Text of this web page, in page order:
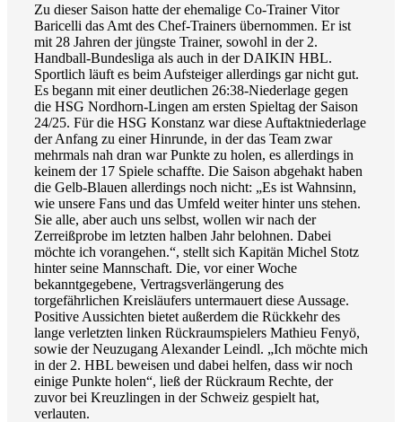
Zu dieser Saison hatte der ehemalige Co-Trainer Vitor
Baricelli das Amt des Chef-Trainers übernommen. Er ist
mit 28 Jahren der jüngste Trainer, sowohl in der 2.
Handball-Bundesliga als auch in der DAIKIN HBL.
Sportlich läuft es beim Aufsteiger allerdings gar nicht gut.
Es begann mit einer deutlichen 26:38-Niederlage gegen
die HSG Nordhorn-Lingen am ersten Spieltag der Saison
24/25. Für die HSG Konstanz war diese Auftaktniederlage
der Anfang zu einer Hinrunde, in der das Team zwar
mehrmals nah dran war Punkte zu holen, es allerdings in
keinem der 17 Spiele schaffte. Die Saison abgehakt haben
die Gelb-Blauen allerdings noch nicht: „Es ist Wahnsinn,
wie unsere Fans und das Umfeld weiter hinter uns stehen.
Sie alle, aber auch uns selbst, wollen wir nach der
Zerreißprobe im letzten halben Jahr belohnen. Dabei
möchte ich vorangehen.“, stellt sich Kapitän Michel Stotz
hinter seine Mannschaft. Die, vor einer Woche
bekanntgegebene, Vertragsverlängerung des
torgefährlichen Kreisläufers untermauert diese Aussage.
Positive Aussichten bietet außerdem die Rückkehr des
lange verletzten linken Rückraumspielers Mathieu Fenyö,
sowie der Neuzugang Alexander Leindl. „Ich möchte mich
in der 2. HBL beweisen und dabei helfen, dass wir noch
einige Punkte holen“, ließ der Rückraum Rechte, der
zuvor bei Kreuzlingen in der Schweiz gespielt hat,
verlauten.